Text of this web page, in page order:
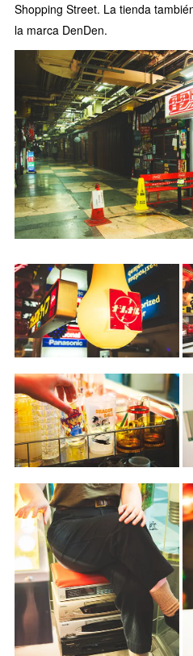
Shopping Street. La tienda
la marca DenDen.